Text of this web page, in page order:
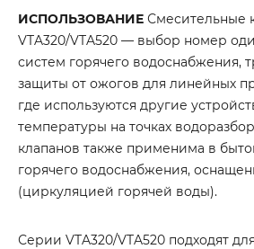
ИСПОЛЬЗОВАНИЕ Смесительные
VTA320/VTA520 — выбор номер
систем горячего водоснабжения,
защиты от ожогов для линейных
где используются другие
температуры на точках
клапанов также применима в
горячего водоснабжения,
(циркуляцией горячей воды).
Серии VTA320/VTA520 подходят